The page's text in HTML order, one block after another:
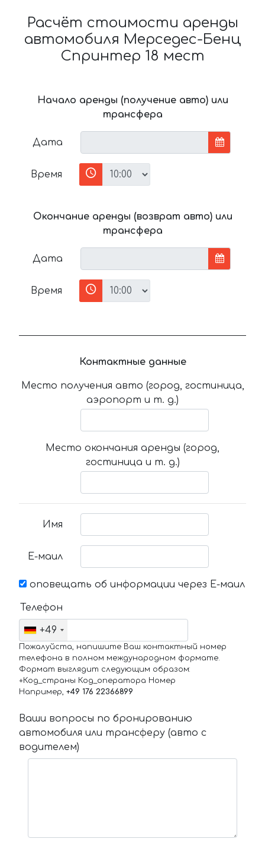
Расчёт стоимости аренды
автомобиля Мерседес-Бенц
Спринтер 18 мест
Начало аренды (получение авто) или
трансфера
Дата
Время
Окончание аренды (возврат авто) или
трансфера
Дата
Время
Контактные данные
Место получения авто (город, гостиница,
аэропорт и т. д.)
Место окончания аренды (город,
гостиница и т. д.)
Имя
Е-маил
оповещать об информации через Е-маил
Телефон
+49
Пожалуйста, напишите Ваш контактный номер
телефона в полном международном формате.
Формат выглядит следующим образом:
+Код_страны Код_оператора Номер
Например, +49 176 22366899
Ваши вопросы по бронированию
автомобиля или трансферу (авто с
водителем)